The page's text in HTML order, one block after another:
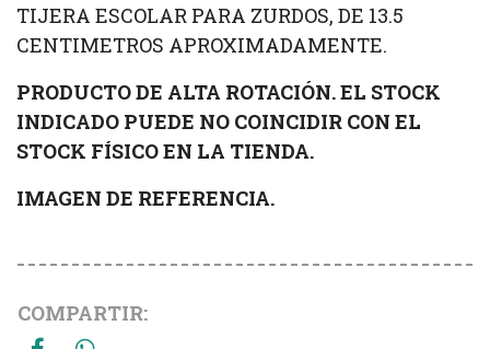
TIJERA ESCOLAR PARA ZURDOS, DE 13.5
CENTIMETROS APROXIMADAMENTE.
PRODUCTO DE ALTA ROTACIÓN. EL STOCK
INDICADO PUEDE NO COINCIDIR CON EL
STOCK FÍSICO EN LA TIENDA.
IMAGEN DE REFERENCIA.
COMPARTIR: